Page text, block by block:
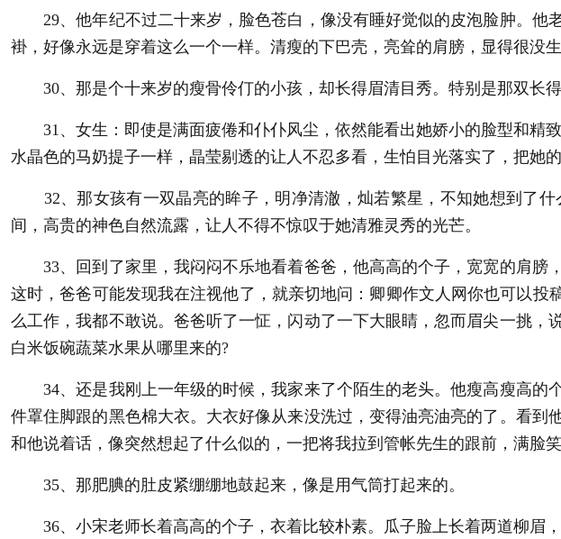
29、他年纪不过二十来岁，脸色苍白，像没有睡好觉似的皮泡脸肿。他
褂，好像永远是穿着这么一个一样。清瘦的下巴壳，亮耸的肩膀，显得很没生
30、那是个十来岁的瘦骨伶仃的小孩，却长得眉清目秀。特别是那双长得
31、女生：即使是满面疲倦和仆仆风尘，依然能看出她娇小的脸型和精
水晶色的马奶提子一样，晶莹剔透的让人不忍多看，生怕目光落实了，把她
32、那女孩有一双晶亮的眸子，明净清澈，灿若繁星，不知她想到了什
间，高贵的神色自然流露，让人不得不惊叹于她清雅灵秀的光芒。
33、回到了家里，我闷闷不乐地看着爸爸，他高高的个子，宽宽的肩膀
这时，爸爸可能发现我在注视他了，就亲切地问：卿卿作文人网你也可以
么工作，我都不敢说。爸爸听了一怔，闪动了一下大眼睛，忽而眉尖一挑
白米饭碗蔬菜水果从哪里来的?
34、还是我刚上一年级的时候，我家来了个陌生的老头。他瘦高瘦高的
件罩住脚跟的黑色棉大衣。大衣好像从来没洗过，变得油亮油亮的了。看
和他说着话，像突然想起了什么似的，一把将我拉到管帐先生的跟前，满脸
35、那肥腆的肚皮紧绷绷地鼓起来，像是用气筒打起来的。
36、小宋老师长着高高的个子，衣着比较朴素。瓜子脸上长着两道柳眉